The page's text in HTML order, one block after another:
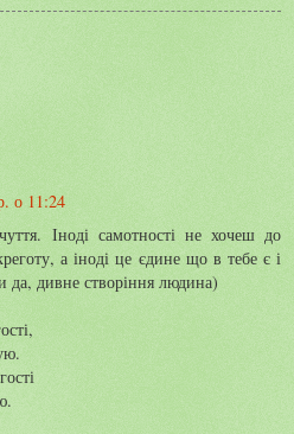
о 11:24
Іноді самотності не хочеш до
а іноді це єдине що в тебе є і
да, дивне створіння людина)